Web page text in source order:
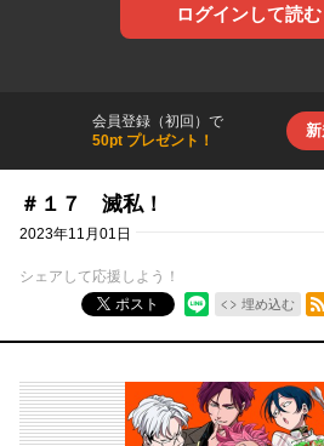
ログインして読む
会員登録（初回）で
50pt プレゼント！
＃１７ 滅私！
2023年11月01日
シェアして応援しよう！
ポスト
埋め込む
RSSフ